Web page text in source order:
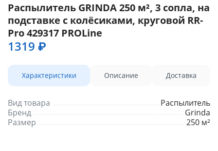
Распылитель GRINDA 250 м², 3 сопла, на
подставке с колёсиками, круговой RR-
Pro 429317 PROLine
1319 ₽
Характеристики Описание Доставка
Вид товара
Распылитель
Бренд
Grinda
Размер
250 м²